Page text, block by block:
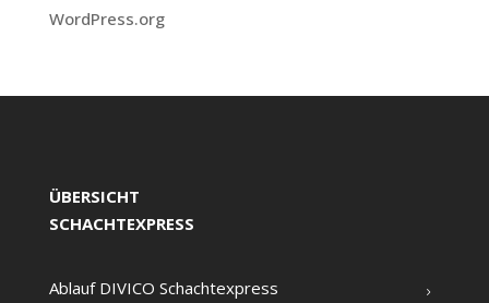
WordPress.org
ÜBERSICHT
SCHACHTEXPRESS
Ablauf DIVICO Schachtexpress